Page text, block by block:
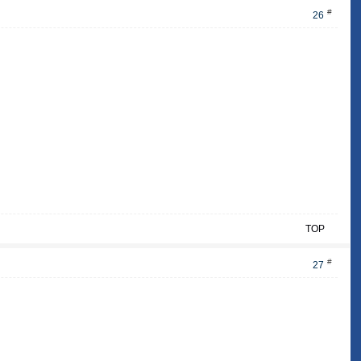
26 #
TOP
27 #